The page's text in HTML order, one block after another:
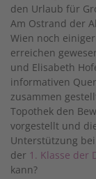
den Urlaub für
Am Ostrand der
Wien noch
erreichen
und Elisabeth
informativen
zusammen
Topothek den
vorgestellt und
Unterstützung
der 1. Klasse der
kann?